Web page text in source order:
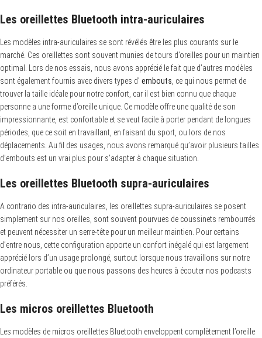
Les oreillettes Bluetooth intra-auriculaires
Les modèles intra-auriculaires se sont révélés être les plus courants sur le
marché. Ces oreillettes sont souvent munies de tours d’oreilles pour un maintien
optimal. Lors de nos essais, nous avons apprécié le fait que d’autres modèles
sont également fournis avec divers types d’ embouts , ce qui nous permet de
trouver la taille idéale pour notre confort, car il est bien connu que chaque
personne a une forme d’oreille unique. Ce modèle offre une qualité de son
impressionnante, est confortable et se veut facile à porter pendant de longues
périodes, que ce soit en travaillant, en faisant du sport, ou lors de nos
déplacements. Au fil des usages, nous avons remarqué qu’avoir plusieurs tailles
d’embouts est un vrai plus pour s’adapter à chaque situation.
Les oreillettes Bluetooth supra-auriculaires
A contrario des intra-auriculaires, les oreillettes supra-auriculaires se posent
simplement sur nos oreilles, sont souvent pourvues de coussinets rembourrés
et peuvent nécessiter un serre-tête pour un meilleur maintien. Pour certains
d’entre nous, cette configuration apporte un confort inégalé qui est largement
apprécié lors d’un usage prolongé, surtout lorsque nous travaillons sur notre
ordinateur portable ou que nous passons des heures à écouter nos podcasts
préférés.
Les micros oreillettes Bluetooth
Les modèles de micros oreillettes Bluetooth enveloppent complètement l’oreille
c
f
r